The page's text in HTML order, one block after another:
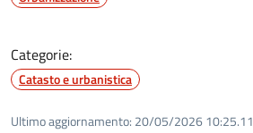
Categorie:
Catasto e urbanistica
Ultimo aggiornamento: 20/05/2026 10:25.11